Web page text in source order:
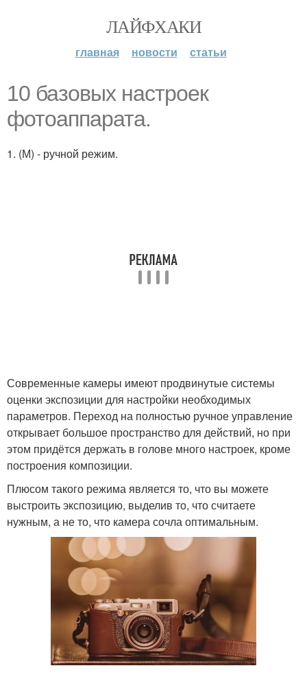
ЛАЙФХАКИ
главная новости статьи
10 базовых настроек
фотоаппарата.
1. (М) - ручной режим.
Современные камеры имеют продвинутые системы
оценки экспозиции для настройки необходимых
параметров. Переход на полностью ручное управление
открывает большое пространство для действий, но при
этом придётся держать в голове много настроек, кроме
построения композиции.
Плюсом такого режима является то, что вы можете
выстроить экспозицию, выделив то, что считаете
нужным, а не то, что камера сочла оптимальным.